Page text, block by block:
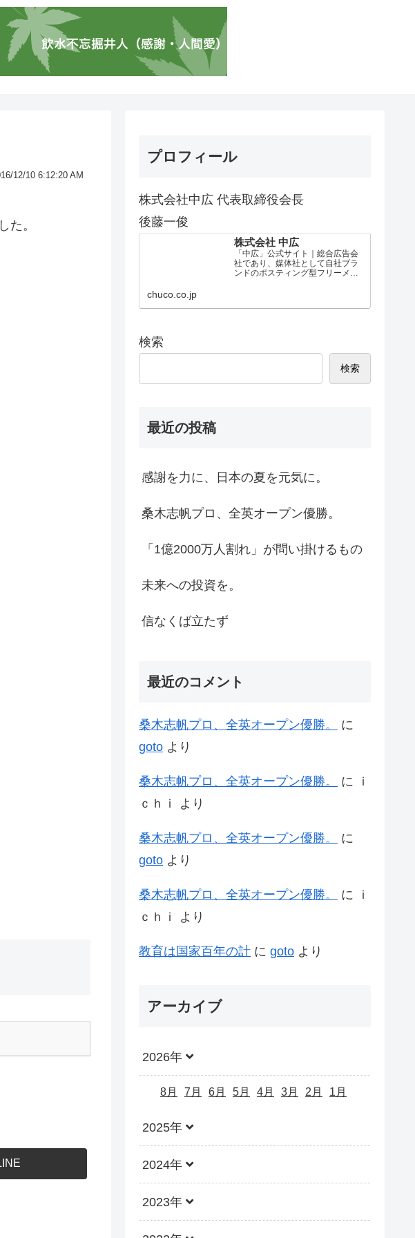
12/10 6:12:20 AM
た。
プロフィール
株式会社中広 代表取締役会長
後藤一俊
株式会社 中広
「中広」公式サイト｜総合広告会
社であり、媒体社として自社ブラ
ンドのポスティング型フリーメデ
chuco.co.jp
検索
検索
最近の投稿
感謝を力に、日本の夏を元気に。
桑木志帆プロ、全英オープン優勝。
「1億2000万人割れ」が問い掛けるもの
未来への投資を。
信なくば立たず
最近のコメント
桑木志帆プロ、全英オープン優勝。
に
goto より
桑木志帆プロ、全英オープン優勝。 に
ｉ
ｃｈｉ
より
桑木志帆プロ、全英オープン優勝。
に
goto より
桑木志帆プロ、全英オープン優勝。 に
ｉ
ｃｈｉ
より
教育は国家百年の計 に goto より
アーカイブ
2026年
8月 7月 6月 5月 4月 3月 2月 1月
2025年
2024年
2023年